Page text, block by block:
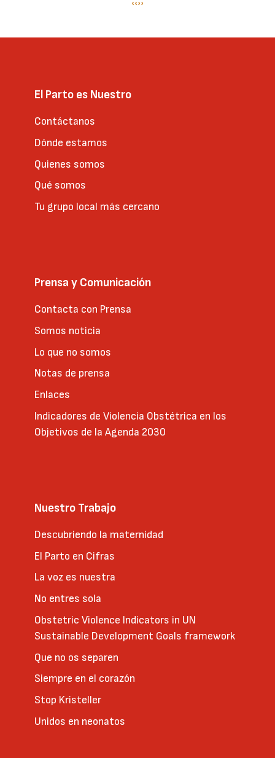
Página
‹‹Siguiente
››
El Parto es Nuestro
Contáctanos
Dónde estamos
Quienes somos
Qué somos
Tu grupo local más cercano
Prensa y Comunicación
Contacta con Prensa
Somos noticia
Lo que no somos
Notas de prensa
Enlaces
Indicadores de Violencia Obstétrica en los
Objetivos de la Agenda 2030
Nuestro Trabajo
Descubriendo la maternidad
El Parto en Cifras
La voz es nuestra
No entres sola
Obstetric Violence Indicators in UN
Sustainable Development Goals framework
Que no os separen
Siempre en el corazón
Stop Kristeller
Unidos en neonatos